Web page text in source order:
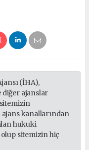
(İHA),
diğer ajanslar
kanallarından
hukuki
sitemizin hiç